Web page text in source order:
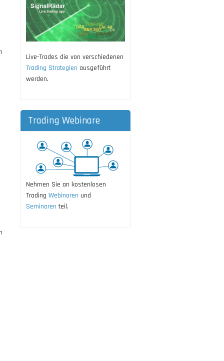
Live-Trades die von verschiedenen
Trading Strategien ausgeführt
werden.
Trading Webinare
Nehmen Sie an kostenlosen
Trading Webinaren und
Seminaren teil.